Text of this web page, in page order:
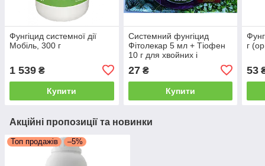
Фунгіцид системної дії
Мобіль, 300 г
1 539 ₴
Купити
Системний фунгіцид
Фітолекар 5 мл + Тіофен
10 г для хвойних і
насаджень, ADIANT+
27₴
Купити
г
53
Акційні пропозиції та новинки
Топ продажів –5%